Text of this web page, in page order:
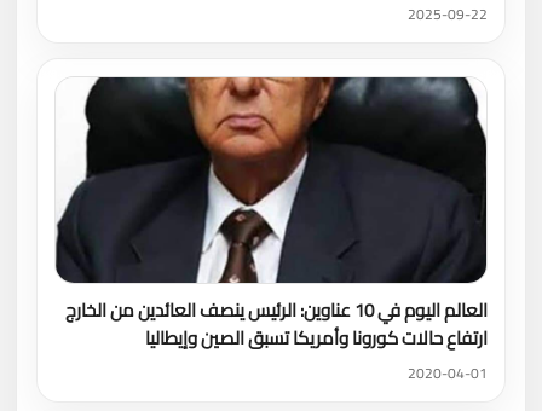
2025-09-22
العالم اليوم في 10 عناوين: الرئيس ينصف العائدين من الخارج
ارتفاع حالات كورونا وأمريكا تسبق الصين وإيطاليا
2020-04-01